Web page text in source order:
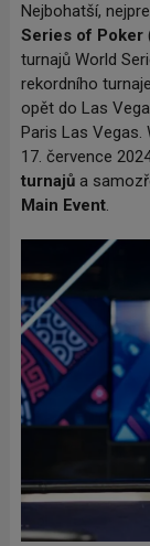
Nejbohatší,
Series of Poker
turnajů World
rekordního
opět do Las
Paris Las Vegas.
17. července
turnajůa
Main Event.